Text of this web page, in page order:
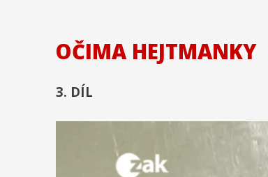
OČIMA HEJTMANKY
3. DÍL